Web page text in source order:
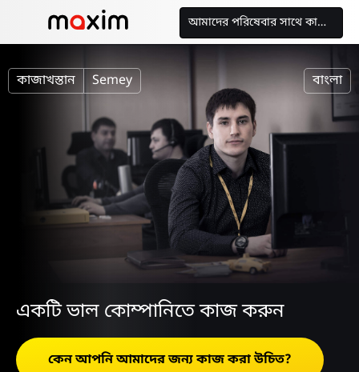
আমাদের পরিষেবার সাথে কাজ করুন
কাজাখস্তান Semey বাংলা
একটি ভাল কোম্পানিতে কাজ করুন
কেন আপনি আমাদের জন্য কাজ করা উচিত?